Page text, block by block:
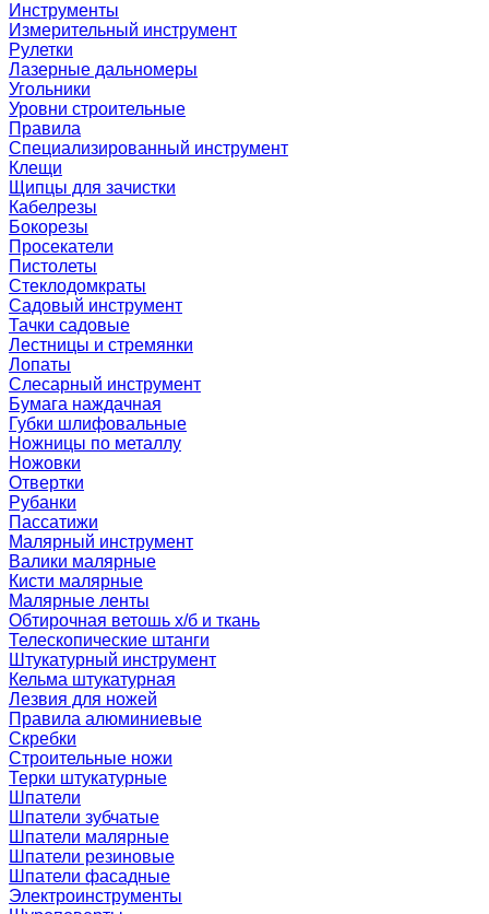
Инструменты
Измерительный инструмент
Рулетки
Лазерные дальномеры
Угольники
Уровни строительные
Правила
Специализированный инструмент
Клещи
Щипцы для зачистки
Кабелрезы
Бокорезы
Просекатели
Пистолеты
Стеклодомкраты
Садовый инструмент
Тачки садовые
Лестницы и стремянки
Лопаты
Слесарный инструмент
Бумага наждачная
Губки шлифовальные
Ножницы по металлу
Ножовки
Отвертки
Рубанки
Пассатижи
Малярный инструмент
Валики малярные
Кисти малярные
Малярные ленты
Обтирочная ветошь х/б и ткань
Телескопические штанги
Штукатурный инструмент
Кельма штукатурная
Лезвия для ножей
Правила алюминиевые
Скребки
Строительные ножи
Терки штукатурные
Шпатели
Шпатели зубчатые
Шпатели малярные
Шпатели резиновые
Шпатели фасадные
Электроинструменты